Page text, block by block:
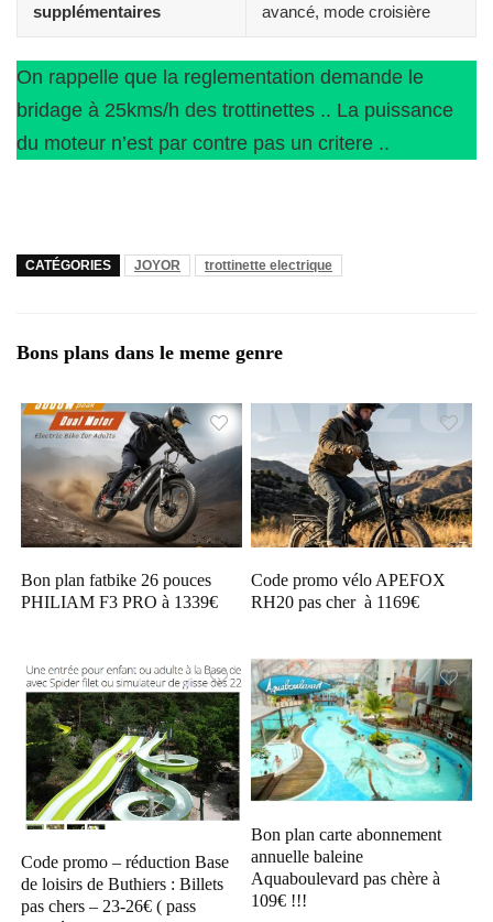
supplémentaires
avancé, mode croisière
On rappelle que la reglementation demande le
bridage à 25kms/h des trottinettes .. La puissance
du moteur n’est par contre pas un critere ..
CATÉGORIES JOYOR trottinette electrique
Bons plans dans le meme genre
Bon plan fatbike 26 pouces
PHILIAM F3 PRO à 1339€
Code promo vélo APEFOX
RH20 pas cher à 1169€
Code promo – réduction Base
de loisirs de Buthiers : Billets
pas chers – 23-26€ ( pass
Bon plan carte abonnement
annuelle baleine
Aquaboulevard pas chère à
109€ !!!